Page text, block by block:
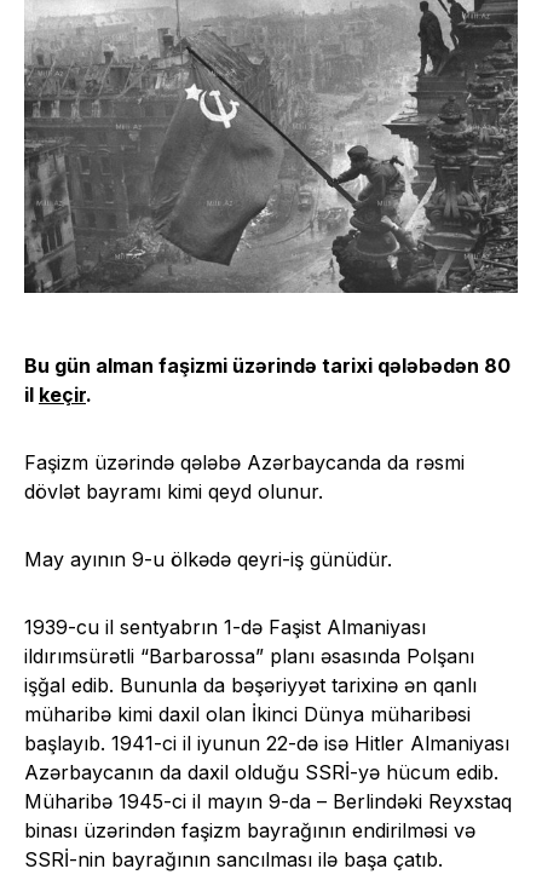
Bu gün alman faşizmi üzərində tarixi qələbədən 80
il keçir.
Faşizm üzərində qələbə Azərbaycanda da rəsmi
dövlət bayramı kimi qeyd olunur.
May ayının 9-u ölkədə qeyri-iş günüdür.
1939-cu il sentyabrın 1-də Faşist Almaniyası
ildırımsürətli “Barbarossa” planı əsasında Polşanı
işğal edib. Bununla da bəşəriyyət tarixinə ən qanlı
müharibə kimi daxil olan İkinci Dünya müharibəsi
başlayıb. 1941-ci il iyunun 22-də isə Hitler Almaniyası
Azərbaycanın da daxil olduğu SSRİ-yə hücum edib.
Müharibə 1945-ci il mayın 9-da – Berlindəki Reyxstaq
binası üzərindən faşizm bayrağının endirilməsi və
SSRİ-nin bayrağının sancılması ilə başa çatıb.